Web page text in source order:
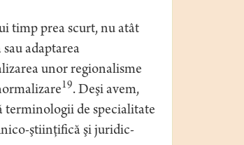
timp prea scurt, nu atât
adaptarea
unor regionalisme
19. Deşi avem,
terminologii de specialitate
ştiinţifică şi juridic-